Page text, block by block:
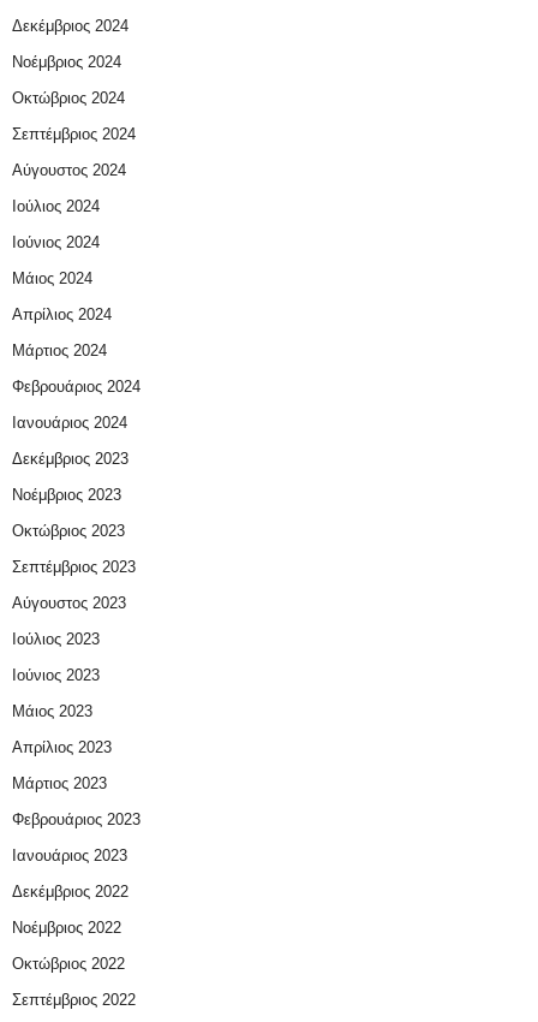
Δεκέμβριος 2024
Νοέμβριος 2024
Οκτώβριος 2024
Σεπτέμβριος 2024
Αύγουστος 2024
Ιούλιος 2024
Ιούνιος 2024
Μάιος 2024
Απρίλιος 2024
Μάρτιος 2024
Φεβρουάριος 2024
Ιανουάριος 2024
Δεκέμβριος 2023
Νοέμβριος 2023
Οκτώβριος 2023
Σεπτέμβριος 2023
Αύγουστος 2023
Ιούλιος 2023
Ιούνιος 2023
Μάιος 2023
Απρίλιος 2023
Μάρτιος 2023
Φεβρουάριος 2023
Ιανουάριος 2023
Δεκέμβριος 2022
Νοέμβριος 2022
Οκτώβριος 2022
Σεπτέμβριος 2022